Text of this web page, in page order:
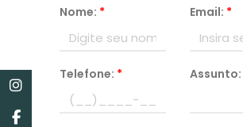
Nome: * Email: *
Telefone: * Assunto: